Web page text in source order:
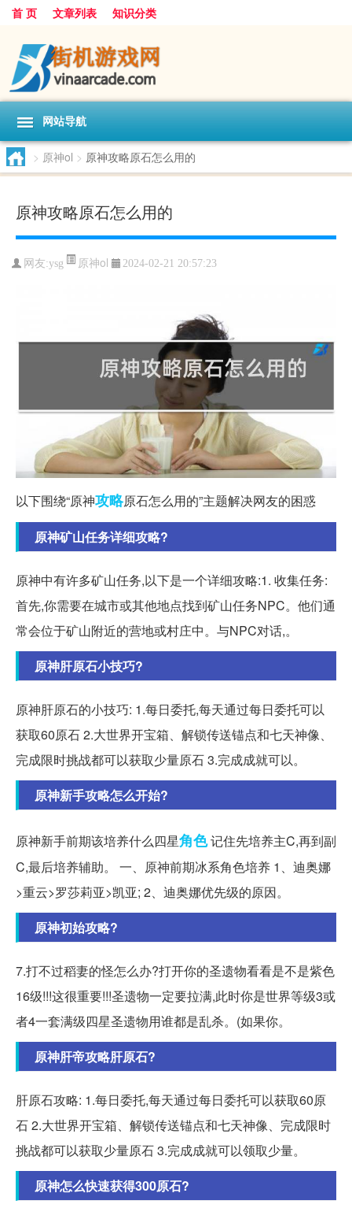
首 页 文章列表 知识分类
网站导航
> 原神ol > 原神攻略原石怎么用的
原神攻略原石怎么用的
网友:ysg 原神ol 2024-02-21 20:57:23
以下围绕“原神攻略原石怎么用的”主题解决网友的困惑
原神矿山任务详细攻略?
原神中有许多矿山任务,以下是一个详细攻略:1. 收集任务:
首先,你需要在城市或其他地点找到矿山任务NPC。他们通
常会位于矿山附近的营地或村庄中。与NPC对话,。
原神肝原石小技巧?
原神肝原石的小技巧: 1.每日委托,每天通过每日委托可以
获取60原石 2.大世界开宝箱、解锁传送锚点和七天神像、
完成限时挑战都可以获取少量原石 3.完成成就可以。
原神新手攻略怎么开始?
原神新手前期该培养什么四星角色记住先培养主C,再到副
C,最后培养辅助。 一、原神前期冰系角色培养 1、迪奥娜
>重云>罗莎莉亚>凯亚; 2、迪奥娜优先级的原因。
原神初始攻略?
7.打不过稻妻的怪怎么办?打开你的圣遗物看看是不是紫色
16级!!!这很重要!!!圣遗物一定要拉满,此时你是世界等级3或
者4一套满级四星圣遗物用谁都是乱杀。(如果你。
原神肝帝攻略肝原石?
肝原石攻略: 1.每日委托,每天通过每日委托可以获取60原
石 2.大世界开宝箱、解锁传送锚点和七天神像、完成限时
挑战都可以获取少量原石 3.完成成就可以领取少量。
原神怎么快速获得300原石?